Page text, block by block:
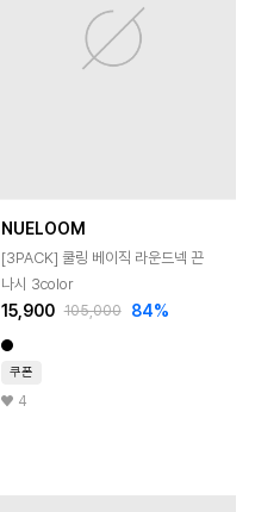
NUELOOM
[3PACK] 쿨링 베이직 라운드넥 끈
나시 3color
15,900 105,000 84%
쿠폰
4